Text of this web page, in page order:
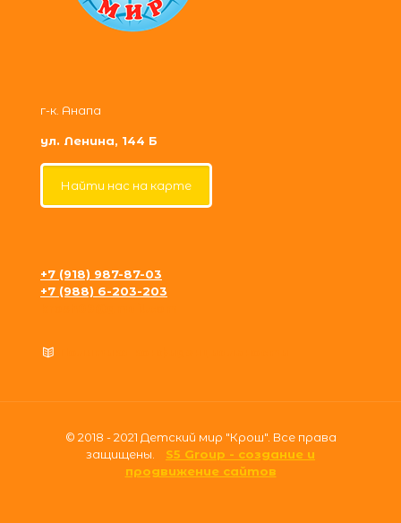
г-к. Анапа
ул. Ленина, 144 Б
Найти нас на карте
+7 (918) 987-87-03
+7 (988) 6-203-203
© 2018 - 2021 Детский мир "Крош". Все права
защищены. S5 Group - создание и
продвижение сайтов